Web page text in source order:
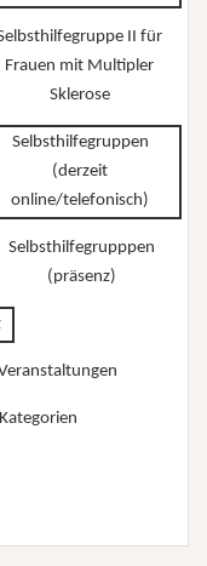
II für
Frauen mit Multipler
Sklerose
Selbsthilfegruppen
(derzeit
online/telefonisch)
Selbsthilfegrupppen
(präsenz)